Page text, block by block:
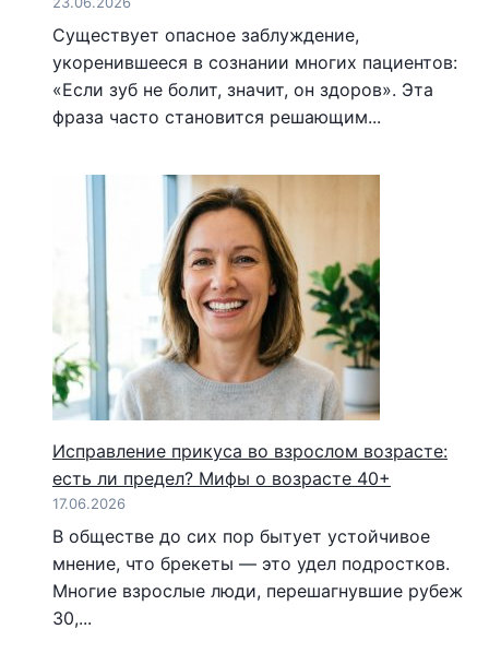
Существует опасное заблуждение,
укоренившееся в сознании многих пациентов:
«Если зуб не болит, значит, он здоров». Эта
фраза часто становится решающим...
Исправление прикуса во взрослом возрасте:
есть ли предел? Мифы о возрасте 40+
17.06.2026
В обществе до сих пор бытует устойчивое
мнение, что брекеты — это удел подростков.
Многие взрослые люди, перешагнувшие рубеж
30,...